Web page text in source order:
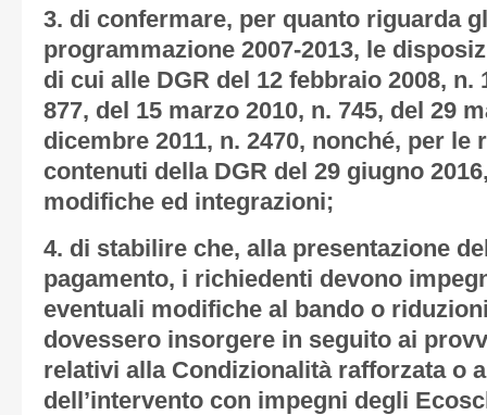
3. di confermare, per quanto riguarda
programmazione 2007-2013, le
di cui alle DGR del 12 febbraio 2008, n.
877, del 15 marzo 2010, n. 745, del 29
dicembre 2011, n. 2470, nonché, per
contenuti della DGR del 29 giugno
modifiche ed integrazioni;
4. di stabilire che, alla presentazione
pagamento, i richiedenti devono
eventuali modifiche al bando o
dovessero insorgere in seguito ai
relativi alla Condizionalità rafforzata o
dell’intervento con impegni degli